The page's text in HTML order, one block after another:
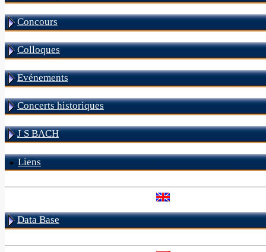
Concours
Colloques
Evénements
Concerts historiques
J S BACH
Liens
Data Base